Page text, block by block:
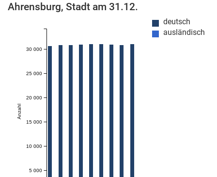
Ahrensburg, Stadt am 31.12.
deutsch
ausländisch
Anzahl
5 000
10 000
15 000
20 000
25 000
30 000